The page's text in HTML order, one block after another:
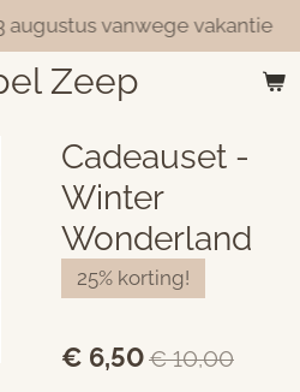
Zeep
augustus vanwege vakantie
Cadeauset -
Winter
Wonderland
25% korting!
€ 6,50€ 10,00